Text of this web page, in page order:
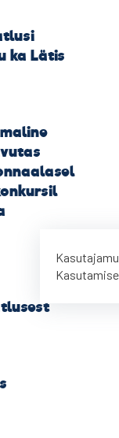
ka Lätis